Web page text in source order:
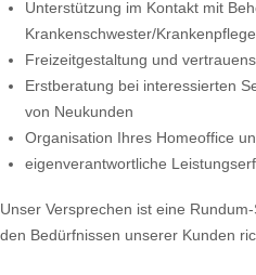
Unterstützung im Kontakt mit
Krankenschwester/
Freizeitgestaltung und
Erstberatung bei interessierten
von Neukunden
Organisation Ihres Homeoffice
eigenverantwortliche
Unser Versprechen ist eine
den Bedürfnissen unserer Kunden